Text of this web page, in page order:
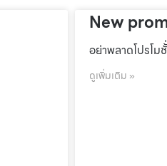
New
อย่าพลาดโปรโม
ดูเพิ่มเติม »